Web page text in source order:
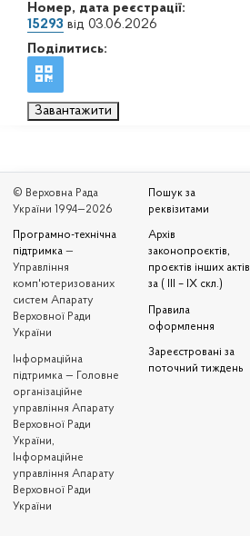
Номер, дата реєстрації:
15293 від 03.06.2026
Поділитись:
Завантажити
© Верховна Рада
України 1994—2026
Програмно-технічна
підтримка —
Управління
комп'ютеризованих
систем Апарату
Верховної Ради
України
Iнформаційна
підтримка — Головне
організаційне
управління Апарату
Верховної Ради
України,
Інформаційне
управління Апарату
Верховної Ради
України
Пошук за
реквізитами
Архів
законопроєктів,
проєктів інших актів
за ( III – IX скл.)
Правила
оформлення
Зареєстровані за
поточний тиждень